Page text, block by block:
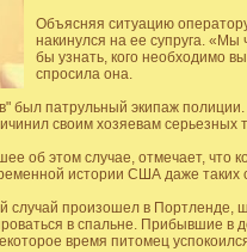
Объясняя ситуацию
накинулся на ее супруга. «Мы
бы узнать, кого необходимо
спросила она.
был патрульный экипаж
своим хозяевам серьезных
об этом случае, отмечает, что
истории США даже таких
случай произошел в Портленде,
в спальне. Прибывшие в
время питомец